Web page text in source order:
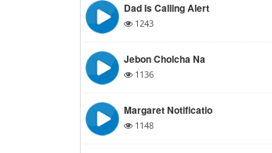
Dad Is Calling Alert
1243
Jebon Cholcha Na
1136
Margaret Notificatio
1148